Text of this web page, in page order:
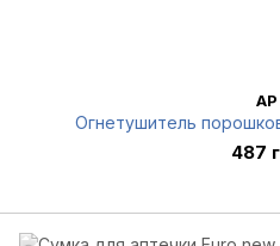
AP
Огнетушитель
487